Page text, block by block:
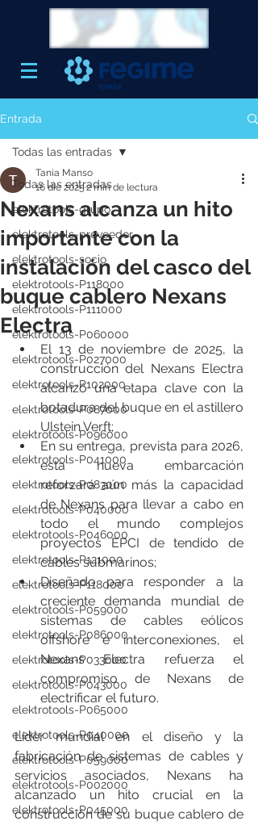
Entrada
Todas las entradas
elektrotools-grupo
elektrotools-proveedor
elektrotools-socio
elektrotools-P118000
elektrotools-P111000
elektrotools-P060000
elektrotools-P027000
elektrotools-P102000
elektrotools-P087000
elektrotools-P096000
elektrotools-P041000
elektrotools-P083000
elektrotools-P040000
elektrotools-P046000
elektrotools-P121000
elektrotools-P118000
elektrotools-P059000
elektrotools-P086000
elektrotools-P033000
elektrotools-P043000
elektrotools-P065000
elektrotools-P040000
elektrotools-P059000
elektrotools-P002000
elektrotools-P045000
Todas las entradas
Nexans alcanza un hito
importante con la
instalación del casco del
buque cablero Nexans
Electra
Tania Manso
16 dic 20252 min de lectura
El 13 de noviembre de 2025, la
construcción del Nexans Electra
alcanzó una etapa clave con la
botadura del buque en el astillero
Ulstein Verft;
En su entrega, prevista para 2026,
esta nueva embarcación
reforzará aún más la capacidad
de Nexans para llevar a cabo en
todo el mundo complejos
proyectos EPCI de tendido de
cables submarinos;
Diseñado para responder a la
creciente demanda mundial de
sistemas de cables eólicos
offshore e interconexiones, el
Nexans Electra refuerza el
compromiso de Nexans de
electrificar el futuro.
Líder mundial en el diseño y la
fabricación de sistemas de cables y
servicios asociados, Nexans ha
alcanzado un hito crucial en la
construcción de su buque cablero de